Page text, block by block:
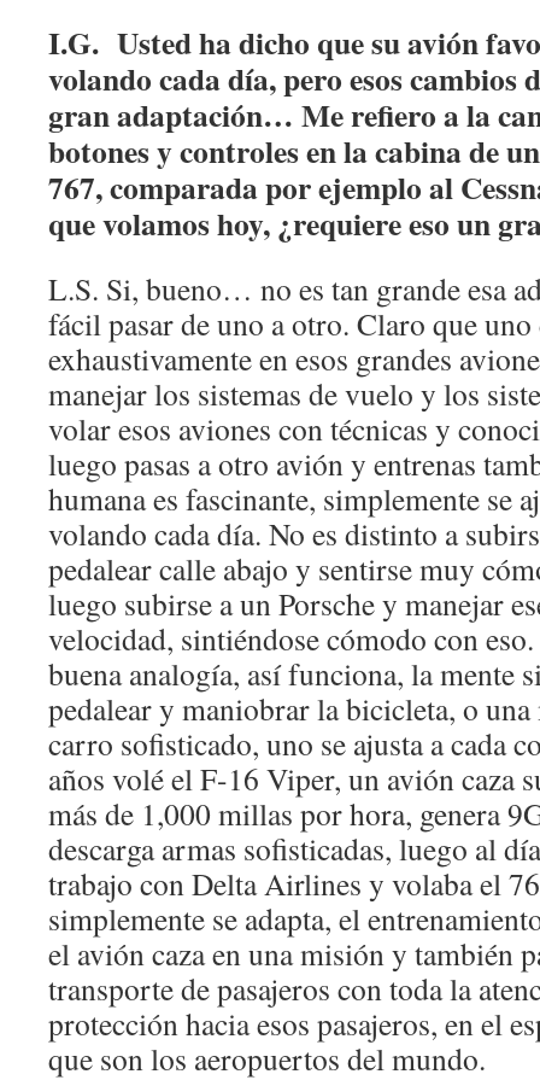
I.G. Usted ha dicho que su avión
volando cada día, pero esos cambios
gran adaptación… Me refiero a la
botones y controles en la cabina de
767, comparada por ejemplo al
que volamos hoy, ¿requiere eso un
L.S. Si, bueno… no es tan grande esa
fácil pasar de uno a otro. Claro que uno
exhaustivamente en esos grandes
manejar los sistemas de vuelo y los
volar esos aviones con técnicas y
luego pasas a otro avión y entrenas
humana es fascinante, simplemente se
volando cada día. No es distinto a
pedalear calle abajo y sentirse muy
luego subirse a un Porsche y manejar
velocidad, sintiéndose cómodo con eso.
buena analogía, así funciona, la mente
pedalear y maniobrar la bicicleta, o
carro sofisticado, uno se ajusta a cada
años volé el F-16 Viper, un avión caza
más de 1,000 millas por hora, genera
descarga armas sofisticadas, luego al
trabajo con Delta Airlines y volaba el
simplemente se adapta, el
el avión caza en una misión y también
transporte de pasajeros con toda la
protección hacia esos pasajeros, en el
que son los aeropuertos del mundo.